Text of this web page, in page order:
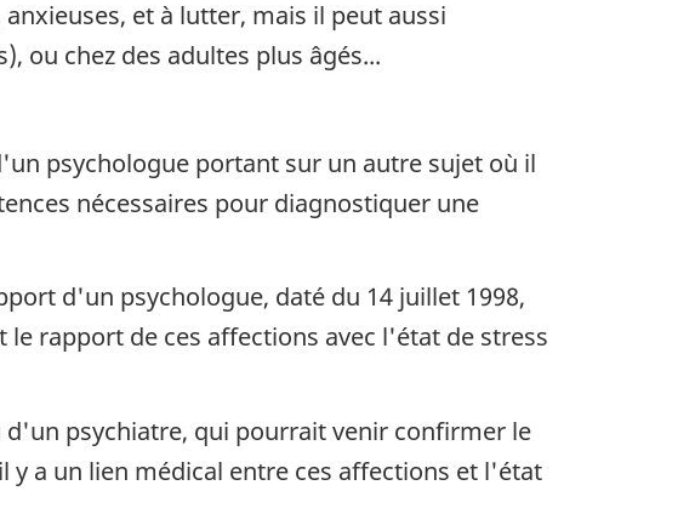
et à lutter, mais il peut aussi
ou chez des adultes plus âgés...
psychologue portant sur un autre sujet où il
nécessaires pour diagnostiquer une
d'un psychologue, daté du 14 juillet 1998,
rapport de ces affections avec l'état de stress
psychiatre, qui pourrait venir confirmer le
a un lien médical entre ces affections et l'état